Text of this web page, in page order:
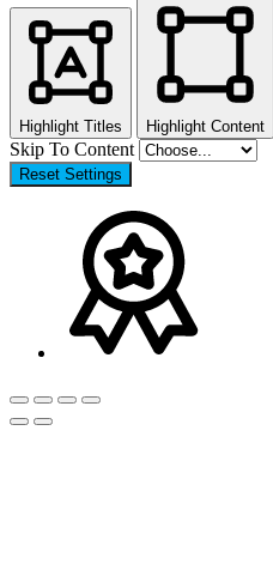
Highlight Titles Highlight Content
Skip To Content
Reset Settings